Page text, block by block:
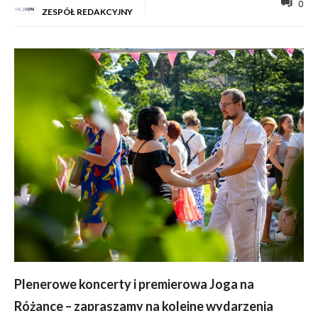
ZESPÓŁ REDAKCYJNY
0
Plenerowe koncerty i premierowa Joga na
Różance – zapraszamy na kolejne wydarzenia